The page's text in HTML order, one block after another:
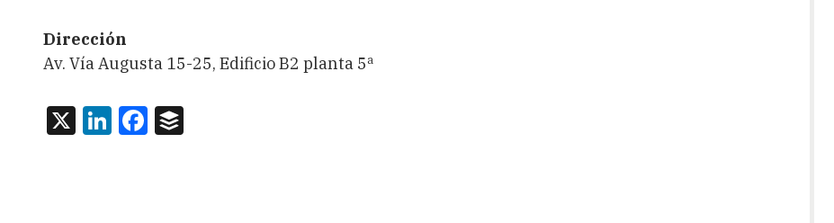
Dirección
Av. Vía Augusta 15-25, Edificio B2 planta 5ª
X LinkedIn
Facebook